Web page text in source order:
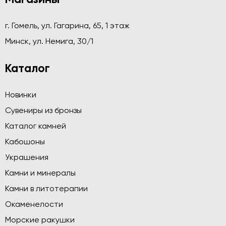
г. Гомель, ул. Гагарина, 65, 1 этаж
Минск, ул. Немига, 30/1
Каталог
Новинки
Сувениры из бронзы
Каталог камней
Кабошоны
Украшения
Камни и минералы
Камни в литотерапии
Окаменелости
Морские ракушки